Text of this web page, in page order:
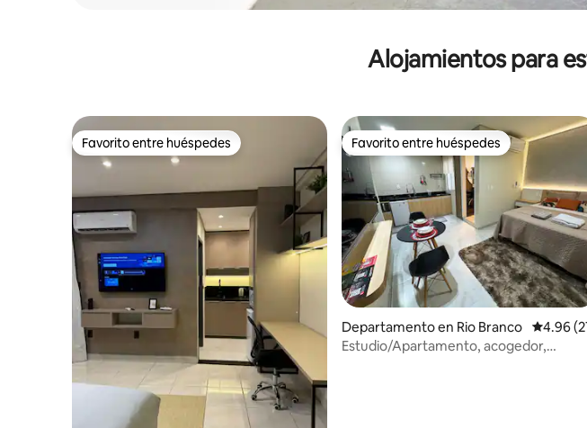
Alojamientos para
Favorito entre huéspedes
Favorito entre huéspedes Favorito entre huéspedes
Favorito entre huéspedes
Departamento en Rio Branco
4.96
Estudio/Apartamento, acogedor,